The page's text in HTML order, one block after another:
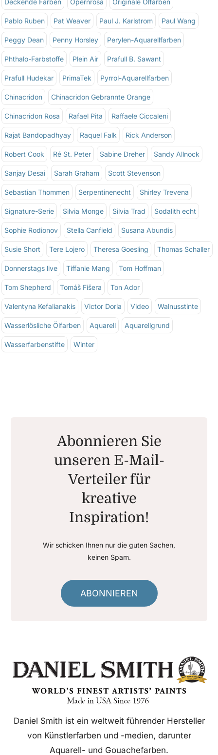
Pablo Ruben Pat Weaver Paul J. Karlstrom Paul Wang
Peggy Dean Penny Horsley Perylen-Aquarellfarben
Phthalo-Farbstoffe Plein Air Prafull B. Sawant
Prafull Hudekar PrimaTek Pyrrol-Aquarellfarben
Chinacridon Chinacridon Gebrannte Orange
Chinacridon Rosa Rafael Pita Raffaele Ciccaleni
Rajat Bandopadhyay Raquel Falk Rick Anderson
Robert Cook Ré St. Peter Sabine Dreher Sandy Allnock
Sanjay Desai Sarah Graham Scott Stevenson
Sebastian Thommen Serpentinenecht Shirley Trevena
Signature-Serie Silvia Monge Silvia Trad Sodalith echt
Sophie Rodionov Stella Canfield Susana Abundis
Susie Short Tere Lojero Theresa Goesling Thomas Schaller
Donnerstags live Tiffanie Mang Tom Hoffman
Tom Shepherd Tomáš Fišera Ton Ador
Valentyna Kefalianakis Victor Doria Video Walnusstinte
Wasserlösliche Ölfarben Aquarell Aquarellgrund
Wasserfarbenstifte Winter
Abonnieren Sie
unseren E-Mail-
Verteiler für
kreative
Inspiration!
Wir schicken Ihnen nur die guten Sachen,
keinen Spam.
ABONNIEREN
Daniel Smith ist ein weltweit führender Hersteller
von Künstlerfarben und -medien, darunter
Aquarell- und Gouachefarben.